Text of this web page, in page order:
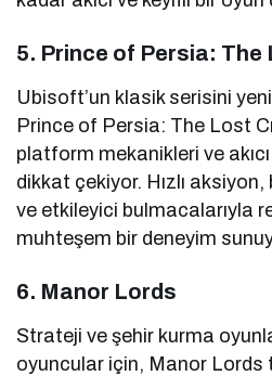
5. Prince of Persia: The
Ubisoft’un klasik serisini
Prince of Persia: The Lost
platform mekanikleri ve
dikkat çekiyor. Hızlı
ve etkileyici bulmacalarıyla
muhteşem bir deneyim
6. Manor Lords
Strateji ve şehir kurma
oyuncular için, Manor Lords